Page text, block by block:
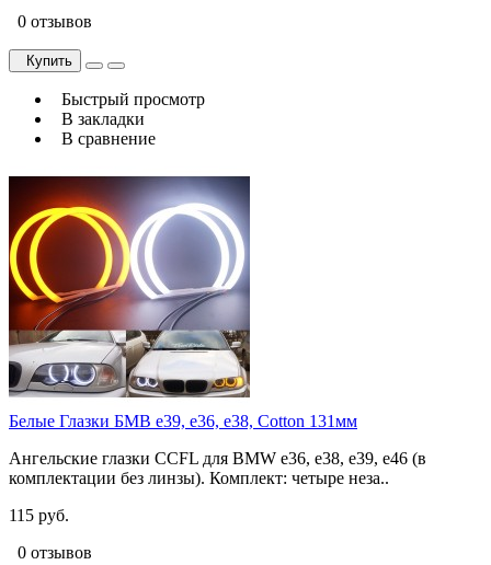
0 отзывов
Купить
Быстрый просмотр
В закладки
В сравнение
Белые Глазки БМВ e39, e36, e38, Cotton 131мм
Ангельские глазки CCFL для BMW e36, e38, e39, e46 (в
комплектации без линзы). Комплект: четыре неза..
115 руб.
0 отзывов